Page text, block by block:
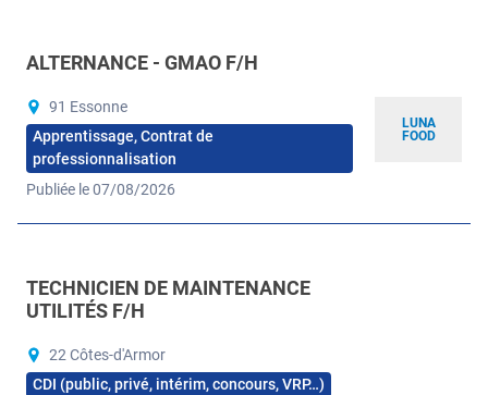
LUNA
FOOD
ALTERNANCE - GMAO F/H
91 Essonne
Apprentissage, Contrat de
professionnalisation
Publiée le 07/08/2026
TECHNICIEN DE MAINTENANCE
UTILITÉS F/H
22 Côtes-d'Armor
CDI (public, privé, intérim, concours, VRP…)